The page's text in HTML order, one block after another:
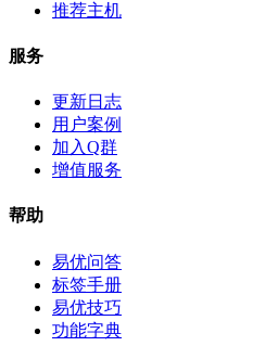
推荐主机
服务
更新日志
用户案例
加入Q群
增值服务
帮助
易优问答
标签手册
易优技巧
功能字典